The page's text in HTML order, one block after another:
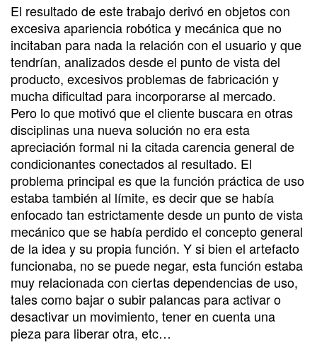
El resultado de este trabajo derivó en objetos con
excesiva apariencia robótica y mecánica que no
incitaban para nada la relación con el usuario y que
tendrían, analizados desde el punto de vista del
producto, excesivos problemas de fabricación y
mucha dificultad para incorporarse al mercado.
Pero lo que motivó que el cliente buscara en otras
disciplinas una nueva solución no era esta
apreciación formal ni la citada carencia general de
condicionantes conectados al resultado. El
problema principal es que la función práctica de uso
estaba también al límite, es decir que se había
enfocado tan estrictamente desde un punto de vista
mecánico que se había perdido el concepto general
de la idea y su propia función. Y si bien el artefacto
funcionaba, no se puede negar, esta función estaba
muy relacionada con ciertas dependencias de uso,
tales como bajar o subir palancas para activar o
desactivar un movimiento, tener en cuenta una
pieza para liberar otra, etc…